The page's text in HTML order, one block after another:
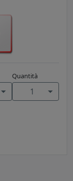
Quantità
1